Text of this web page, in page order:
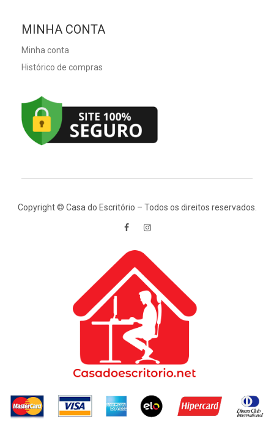
MINHA CONTA
Minha conta
Histórico de compras
Copyright © Casa do Escritório – Todos os direitos reservados.